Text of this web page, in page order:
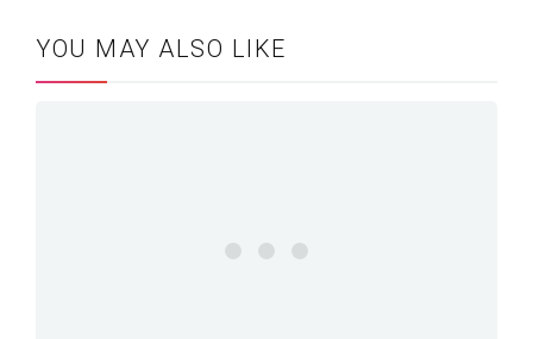
YOU MAY ALSO LIKE